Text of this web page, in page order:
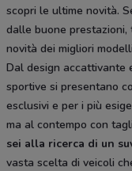
scopri le ultime novità.
dalle buone
novità dei migliori
Dal design accattivante
sportive si presentano
esclusivi e per i più
ma al contempo con
sei alla ricerca di un
vasta scelta di veicoli